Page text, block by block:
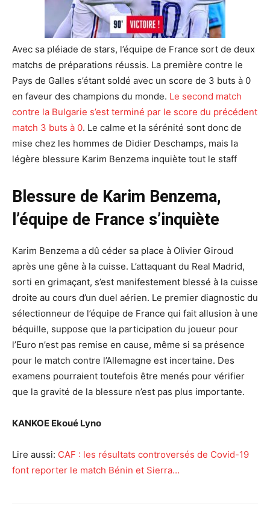
Avec sa pléiade de stars, l’équipe de France sort de deux
matchs de préparations réussis. La première contre le
Pays de Galles s’étant soldé avec un score de 3 buts à 0
en faveur des champions du monde. Le second match
contre la Bulgarie s’est terminé par le score du précédent
match 3 buts à 0. Le calme et la sérénité sont donc de
mise chez les hommes de Didier Deschamps, mais la
légère blessure Karim Benzema inquiète tout le staff
Blessure de Karim Benzema,
l’équipe de France s’inquiète
Karim Benzema a dû céder sa place à Olivier Giroud
après une gêne à la cuisse. L’attaquant du Real Madrid,
sorti en grimaçant, s’est manifestement blessé à la cuisse
droite au cours d’un duel aérien. Le premier diagnostic du
sélectionneur de l’équipe de France qui fait allusion à une
béquille, suppose que la participation du joueur pour
l’Euro n’est pas remise en cause, même si sa présence
pour le match contre l’Allemagne est incertaine. Des
examens pourraient toutefois être menés pour vérifier
que la gravité de la blessure n’est pas plus importante.
KANKOE Ekoué Lyno
Lire aussi: CAF : les résultats controversés de Covid-19
font reporter le match Bénin et Sierra…